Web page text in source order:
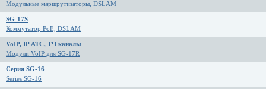
Модульные маршрутизаторы, DSLAM
SG-17S
Коммутатор PoE, DSLAM
VoIP, IP АТС, ТЧ каналы
Модули VoIP для SG-17R
Серия SG-16
Series SG-16